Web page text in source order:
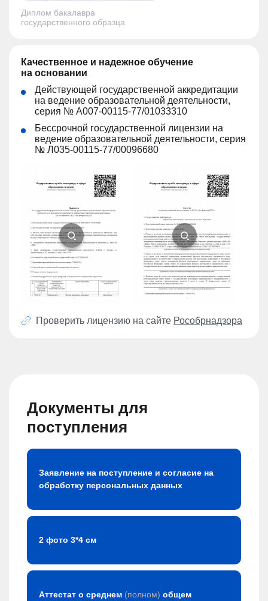
Диплом бакалавра
государственного образца
Качественное и надежное обучение
на основании
Действующей государственной аккредитации
на ведение образовательной деятельности,
серия № А007-00115-77/01033310
Бессрочной государственной лицензии на
ведение образовательной деятельности, серия
№ Л035-00115-77/00096680
Проверить лицензию на сайте Рособрнадзора
Документы для
поступления
Заявление на поступление и согласие на
обработку персональных данных
2 фото 3*4 см
Аттестат о среднем (полном) общем